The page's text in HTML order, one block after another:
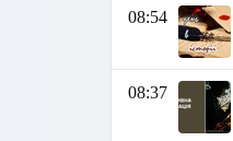
08:54
08:37